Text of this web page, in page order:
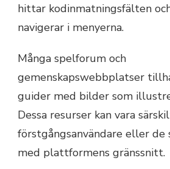
hittar kodinmatningsfälten
navigerar i menyerna.
Många spelforum och
gemenskapswebbplatser
guider med bilder som
Dessa resurser kan vara
förstgångsanvändare eller de
med plattformens gränssnitt.